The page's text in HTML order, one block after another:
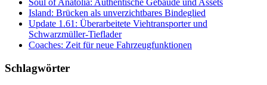
Soul of Anatolia: Authentische Gebäude und Assets
Island: Brücken als unverzichtbares Bindeglied
Update 1.61: Überarbeitete Viehtransporter und
Schwarzmüller-Tieflader
Coaches: Zeit für neue Fahrzeugfunktionen
Schlagwörter